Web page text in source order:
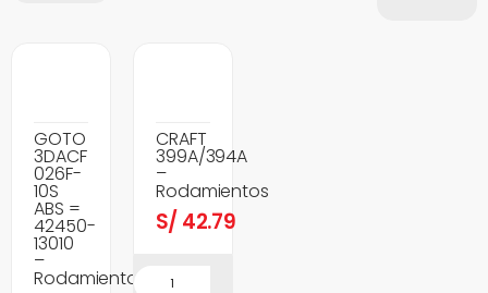
GOTO
3DACF
026F-
10S
ABS =
42450-
13010
–
Rodamientos
CRAFT
399A/394A
–
Rodamientos
S/ 42.79